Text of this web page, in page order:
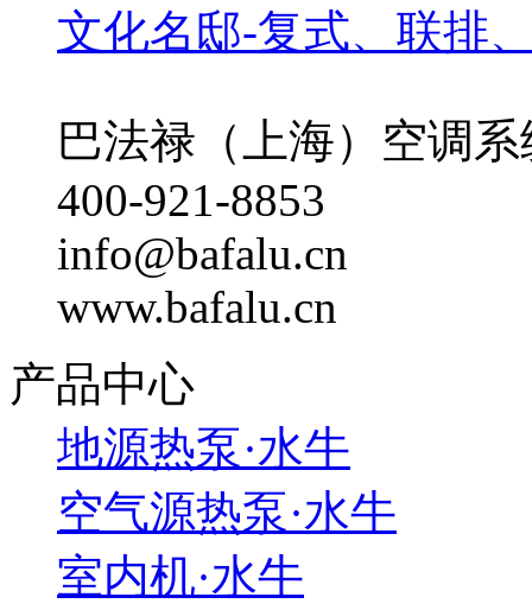
文化名邸-复式、联排
巴法禄（上海）空调
400-921-8853
info@bafalu.cn
www.bafalu.cn
产品中心
地源热泵·水牛
空气源热泵·水牛
室内机·水牛